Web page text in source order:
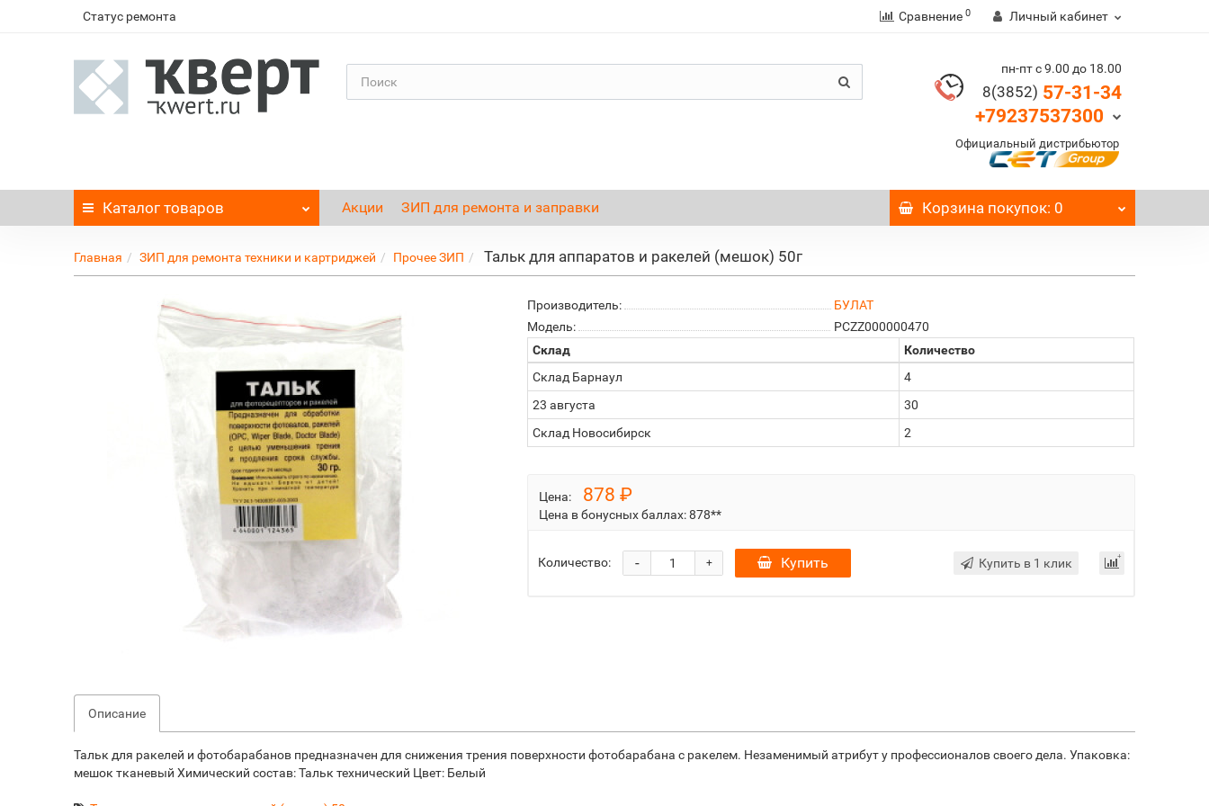
Статус ремонта Сравнение 0 Личный кабинет
пн-пт с 9.00 до 18.00
8(3852) 57-31-34
+79237537300
Официальный дистрибьютор
Каталог товаров Акции ЗИП для ремонта и заправки Корзина покупок: 0
Главная ЗИП для ремонта техники и картриджей Прочее ЗИП Тальк для аппаратов и ракелей (мешок) 50г
Производитель:
БУЛАТ
Модель:
PCZZ000000470
Склад
Количество
Склад Барнаул
4
23 августа
30
Склад Новосибирск
2
Цена: 878 ₽
Цена в бонусных баллах:878**
Количество: +
- Купить Купить в 1 клик
Описание
Тальк для ракелей и фотобарабанов предназначен для снижения трения поверхности фотобарабана с ракелем. Незаменимый атрибут у профессионалов своего дела. Упаковка:
мешок тканевый Химический состав: Тальк технический Цвет: Белый